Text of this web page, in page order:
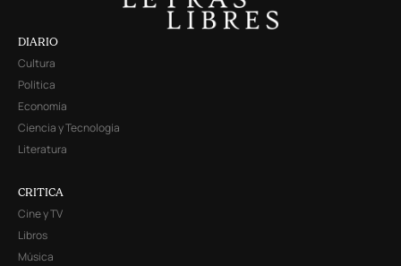
DIARIO
Cultura
Política
Economía
Ciencia y Tecnología
Literatura
CRITICA
Cine y TV
Libros
Música